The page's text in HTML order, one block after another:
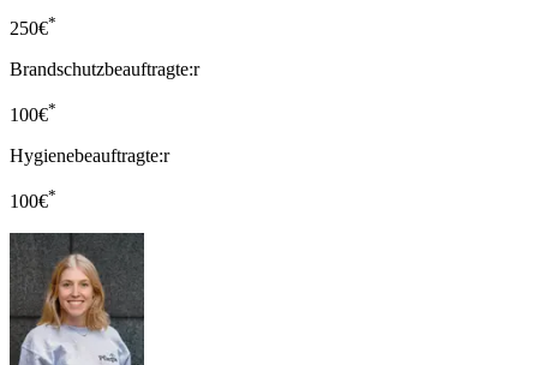
250€*
Brandschutzbeauftragte:r
100€*
Hygienebeauftragte:r
100€*